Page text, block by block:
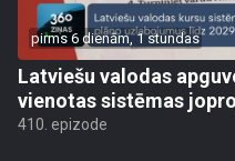
pirms 6 dienām, 1 stundas
Latviešu valodas
vienotas sistēmas
410. epizode